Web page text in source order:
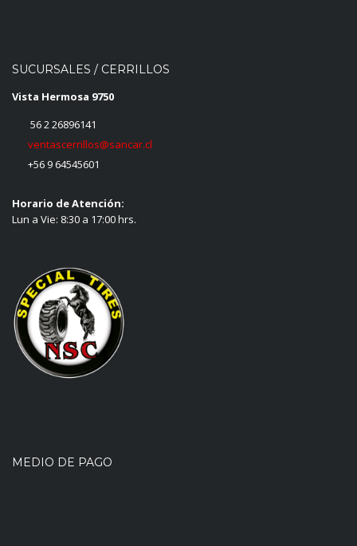
SUCURSALES / CERRILLOS
Vista Hermosa 9750
56 2 26896141
ventascerrillos@sancar.cl
+56 9 64545601
Horario de Atención:
Lun a Vie: 8:30 a 17:00 hrs.
MEDIO DE PAGO